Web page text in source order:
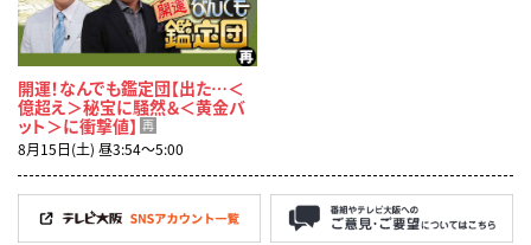
開運！なんでも鑑定団【出た…＜
億超え＞秘宝に騒然＆＜黄金バ
ット＞に衝撃値】 再
8月15日(土) 昼3:54〜5:00